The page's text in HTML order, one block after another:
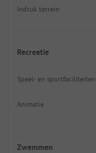
Indruk terrein
Recreatie
Speel- en sportfaciliteiten
Animatie
Zwemmen